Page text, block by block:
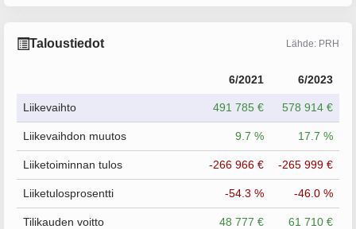
Taloustiedot Lähde: PRH
6/2021 6/2023
Liikevaihto 491 785 € 578 914 €
Liikevaihdon muutos 9.7 % 17.7 %
Liiketoiminnan tulos -266 966 € -265 999 €
Liiketulosprosentti -54.3 % -46.0 %
Tilikauden voitto 48 777 € 61 710 €